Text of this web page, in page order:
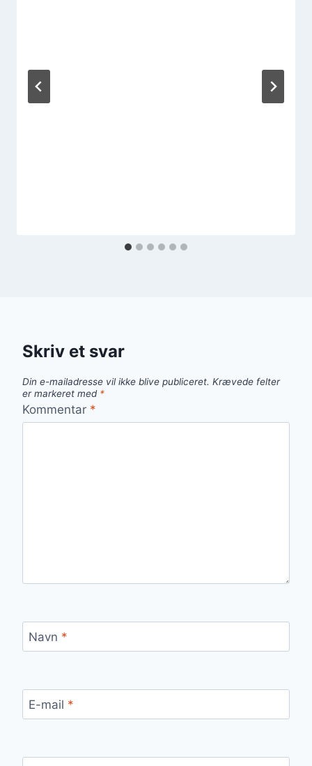
Skriv et svar
Din e-mailadresse vil ikke blive publiceret. Krævede felter
er markeret med *
Kommentar *
Navn *
E-mail *